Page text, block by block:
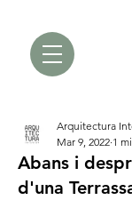
Abans i
d'una
Arquitectura
Mar 9, 2022 1